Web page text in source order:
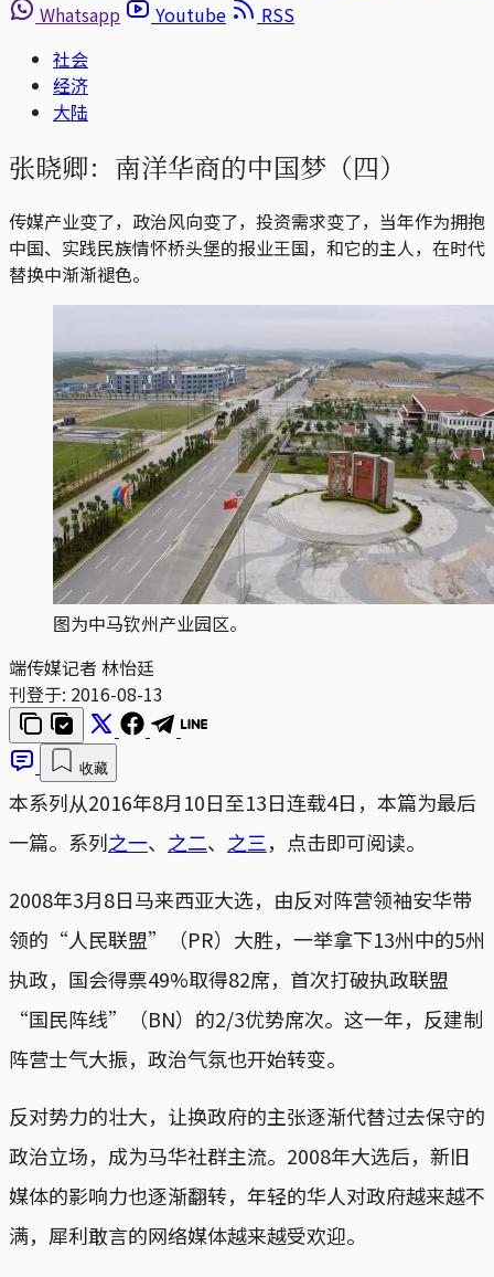
Whatsapp
Youtube
RSS
社会
经济
大陆
张晓卿：南洋华商的中国梦（四）
传媒产业变了，政治风向变了，投资需求变了，当年作为拥抱
中国、实践民族情怀桥头堡的报业王国，和它的主人，在时代
替换中渐渐褪色。
图为中马钦州产业园区。
端传媒记者 林怡廷
刊登于: 2016-08-13
收藏
本系列从2016年8月10日至13日连载4日，本篇为最后
一篇。系列之一、 之二、 之三，点击即可阅读。
2008年3月8日马来西亚大选，由反对阵营领袖安华带
领的“人民联盟”（PR）大胜，一举拿下13州中的5州
执政，国会得票49%取得82席，首次打破执政联盟
“国民阵线”（BN）的2/3优势席次。这一年，反建制
阵营士气大振，政治气氛也开始转变。
反对势力的壮大，让换政府的主张逐渐代替过去保守的
政治立场，成为马华社群主流。2008年大选后，新旧
媒体的影响力也逐渐翻转，年轻的华人对政府越来越不
满，犀利敢言的网络媒体越来越受欢迎。